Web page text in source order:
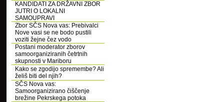
KANDIDATI ZA DRŽAVNI ZBOR
JUTRI O LOKALNI
SAMOUPRAVI
Zbor SČS Nova vas: Prebivalci
Nove vasi se ne bodo pustili
voziti žejne čez vodo
Postani moderator zborov
samoorganiziranih četrtnih
skupnosti v Mariboru
Kako se zgodijo spremembe? Ali
želiš biti del njih?
SČS Nova vas:
Samoorganizirano čiščenje
brežine Pekrskega potoka